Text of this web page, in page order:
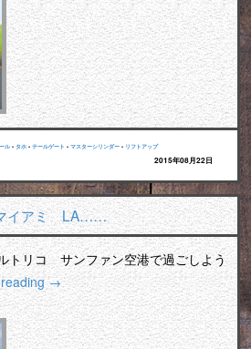
ル • タホ • テールゲート • マスターシリンダー • リフトアップ
2015年08月22日
イアミ LA……
トリコ サンファン空港で過ごしよう
→